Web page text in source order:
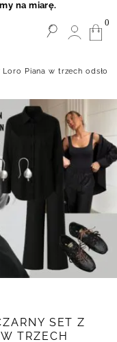
Piana w trzech
SET Z
TRZECH
0
na miarę.